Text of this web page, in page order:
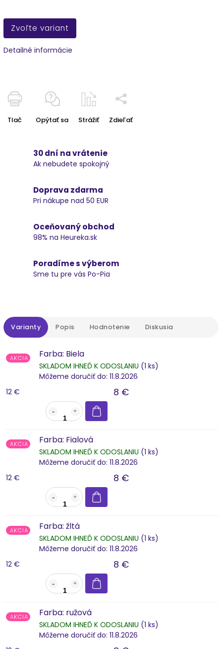
Zvoľte variant
Detailné informácie
Tlač Opýtať sa Strážiť Zdieľať
30 dní na vrátenie
Ak nebudete spokojný
Doprava zdarma
Pri nákupe nad 50 EUR
Oceňovaný obchod
98% na Heureka.sk
Poradíme s výberom
Sme tu pre vás Po-Pia
Varianty Popis Hodnotenie Diskusia
AKCIA Farba: Biela
SKLADOM IHNEĎ K ODOSLANIU (1 ks)
Môžeme doručiť do: 11.8.2026
12 €
8 €
AKCIA Farba: Fialová
SKLADOM IHNEĎ K ODOSLANIU (1 ks)
Môžeme doručiť do: 11.8.2026
12 €
8 €
AKCIA Farba: žltá
SKLADOM IHNEĎ K ODOSLANIU (1 ks)
Môžeme doručiť do: 11.8.2026
12 €
8 €
AKCIA Farba: ružová
SKLADOM IHNEĎ K ODOSLANIU (1 ks)
Môžeme doručiť do: 11.8.2026